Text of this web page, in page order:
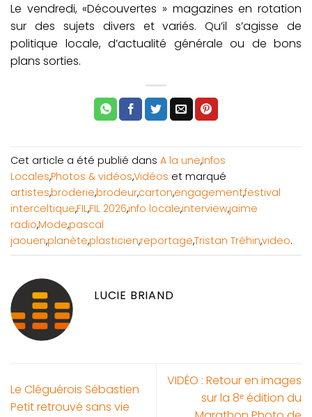
Le vendredi, «Découvertes » magazines en rotation
sur des sujets divers et variés. Qu’il s’agisse de
politique locale, d’actualité générale ou de bons
plans sorties.
Cet article a été publié dans A la une,Infos
Locales,Photos & vidéos,Vidéos et marqué
artistes,broderie,brodeur,carton,engagement,festival
interceltique,FIL,FIL 2026,info locale,interview,jaime
radio,Mode,pascal
jaouen,planète,plasticien,reportage,Tristan Tréhin,video.
LUCIE BRIAND
Le Cléguérois Sébastien
Petit retrouvé sans vie
VIDÉO : Retour en images
sur la 8ᵉ édition du